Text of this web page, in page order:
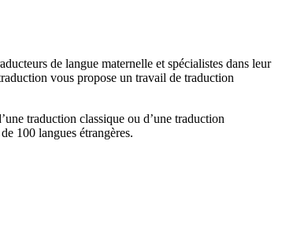
de langue maternelle et spécialistes dans leur
vous propose un travail de traduction
traduction classique ou d’une traduction
100 langues étrangères.